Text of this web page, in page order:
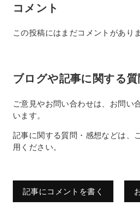
コメント
この投稿にはまだコメントがあり
ブログや記事に関する
ご意見やお問い合わせは、お問い
います。
記事に関する質問・感想などは、
用ください。
記事にコメントを書く